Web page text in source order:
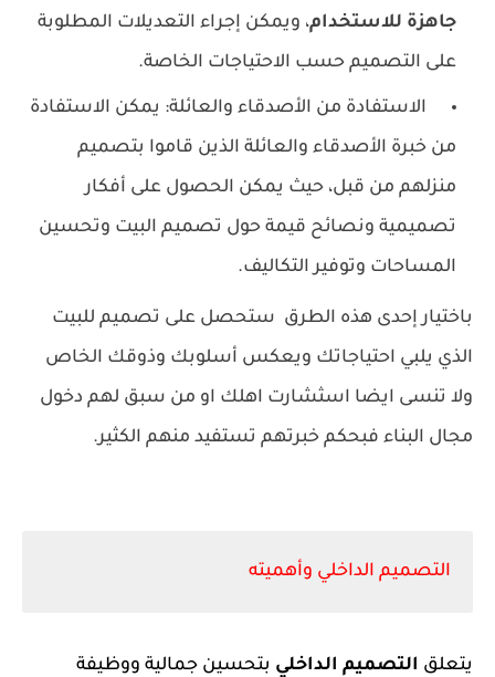
جاهزة للاستخدام، ويمكن إجراء التعديلات المطلوبة
على التصميم حسب الاحتياجات الخاصة.
الاستفادة من الأصدقاء والعائلة: يمكن الاستفادة
من خبرة الأصدقاء والعائلة الذين قاموا بتصميم
منزلهم من قبل، حيث يمكن الحصول على أفكار
تصميمية ونصائح قيمة حول تصميم البيت وتحسين
المساحات وتوفير التكاليف.
باختيار إحدى هذه الطرق ستحصل على تصميم للبيت
الذي يلبي احتياجاتك ويعكس أسلوبك وذوقك الخاص
ولا تنسى ايضا اسثشارت اهلك او من سبق لهم دخول
مجال البناء فبحكم خبرتهم تستفيد منهم الكثير.
التصميم الداخلي وأهميته
يتعلق التصميم الداخلي بتحسين جمالية ووظيفة